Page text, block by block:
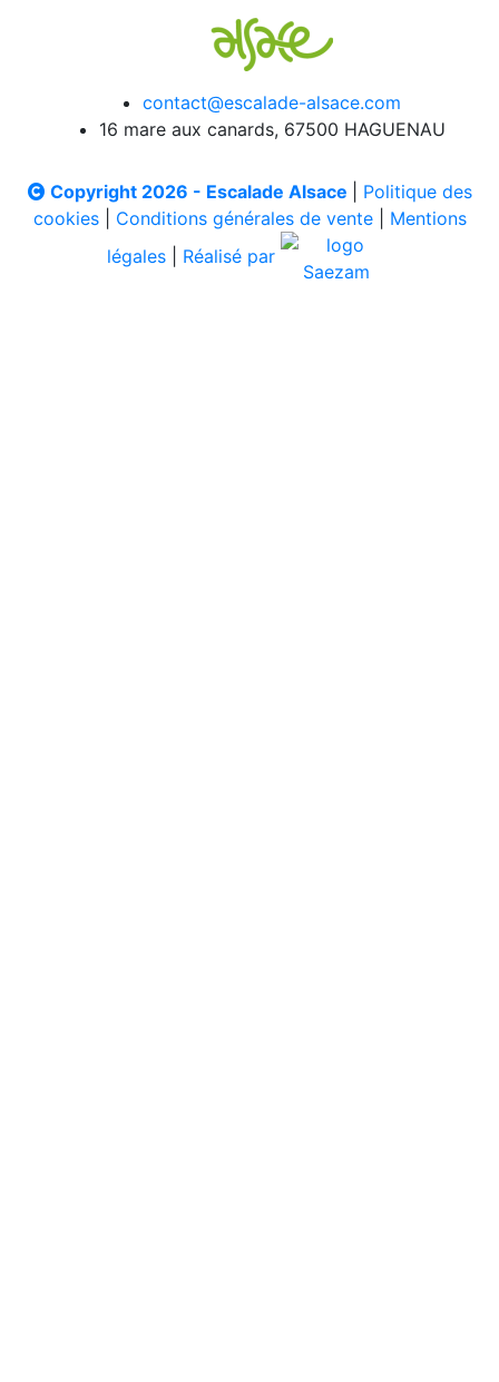
contact@escalade-alsace.com
16 mare aux canards, 67500 HAGUENAU
Copyright 2026 - Escalade Alsace
Politique des
cookies| Conditions générales de vente| Mentions
légales
Réalisé par